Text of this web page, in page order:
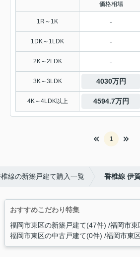
価格相場
1R～1K -
1DK～1LDK -
2K～2LDK -
3K～3LDK 4030万円
4K～4LDK以上 4594.7万円
1
線の新築戸建て購入一覧 香椎線 伊
おすすめこだわり特集
福岡市東区の新築戸建て(47件) 福岡市東
福岡市東区の中古戸建て(0件) 福岡市東